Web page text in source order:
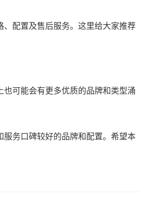
配置及售后服务。这里给大家推荐
可能会有更多优质的品牌和类型涌
务口碑较好的品牌和配置。希望本